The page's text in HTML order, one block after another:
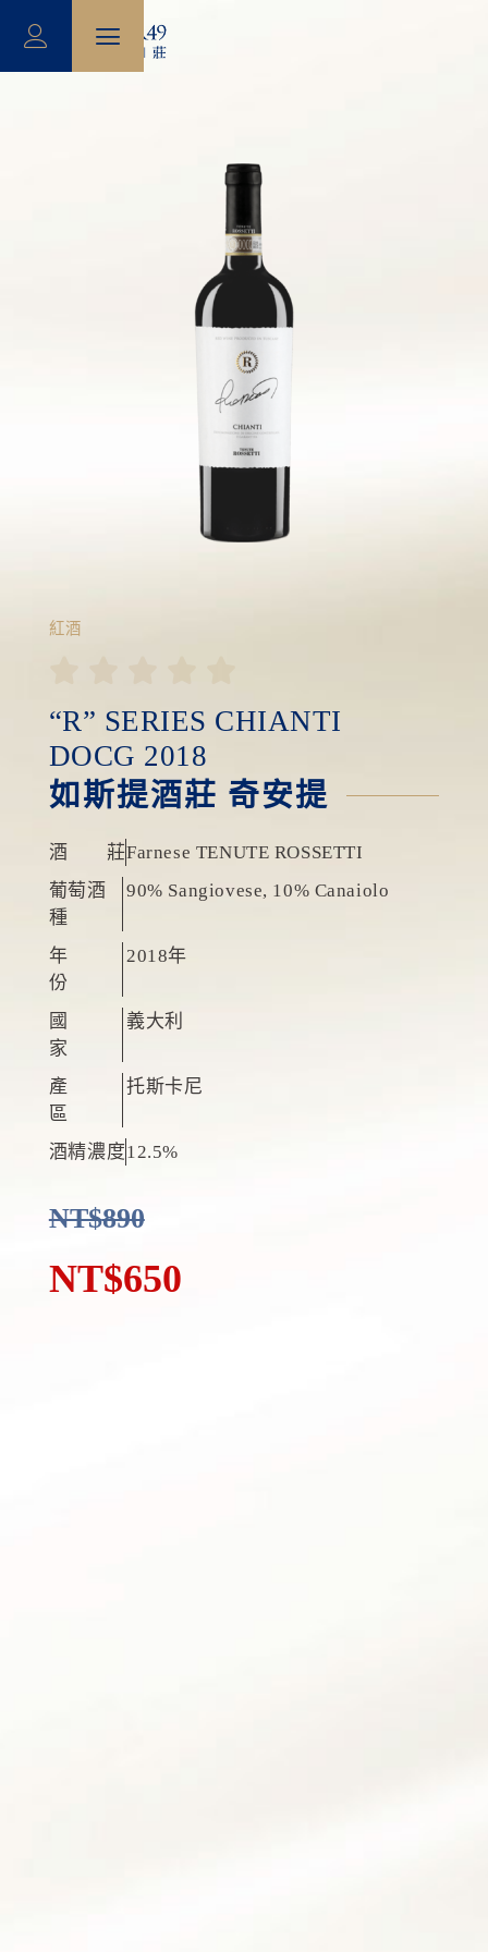
紅酒
“R” SERIES CHIANTI
DOCG 2018
如斯提酒莊 奇安提
酒 莊Farnese TENUTE ROSSETTI
葡萄酒
種
90% Sangiovese, 10% Canaiolo
年
份
2018年
國
家
義大利
產
區
托斯卡尼
酒精濃度12.5%
NT$890
NT$650